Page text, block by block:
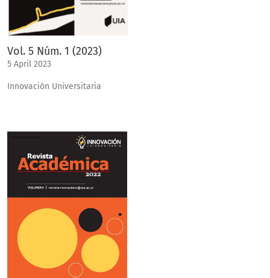
Vol. 5 Núm. 1 (2023)
5 April 2023
Innovación Universitaria